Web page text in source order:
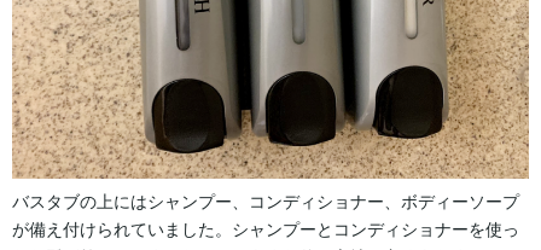
バスタブの上にはシャンプー、コンディショナー、ボディーソープ
が備え付けられていました。シャンプーとコンディショナーを使っ